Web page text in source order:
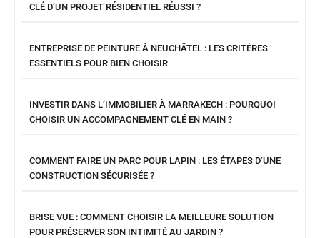
CLÉ D’UN PROJET RÉSIDENTIEL RÉUSSI ?
ENTREPRISE DE PEINTURE À NEUCHÂTEL : LES CRITÈRES
ESSENTIELS POUR BIEN CHOISIR
INVESTIR DANS L’IMMOBILIER À MARRAKECH : POURQUOI
CHOISIR UN ACCOMPAGNEMENT CLÉ EN MAIN ?
COMMENT FAIRE UN PARC POUR LAPIN : LES ÉTAPES D’UNE
CONSTRUCTION SÉCURISÉE ?
BRISE VUE : COMMENT CHOISIR LA MEILLEURE SOLUTION
POUR PRÉSERVER SON INTIMITÉ AU JARDIN ?